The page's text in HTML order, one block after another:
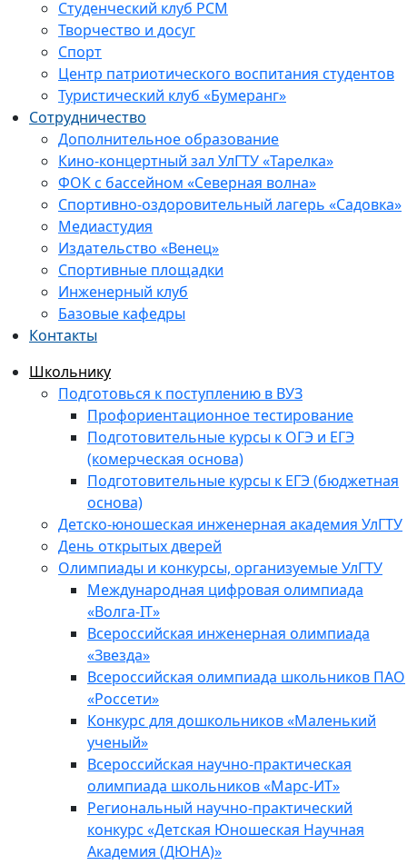
Студенческий клуб РСМ
Творчество и досуг
Спорт
Центр патриотического воспитания студентов
Туристический клуб «Бумеранг»
Сотрудничество
Дополнительное образование
Кино-концертный зал УлГТУ «Тарелка»
ФОК с бассейном «Северная волна»
Спортивно-оздоровительный лагерь «Садовка»
Медиастудия
Издательство «Венец»
Спортивные площадки
Инженерный клуб
Базовые кафедры
Контакты
Школьнику
Подготовься к поступлению в ВУЗ
Профориентационное тестирование
Подготовительные курсы к ОГЭ и ЕГЭ
(комерческая основа)
Подготовительные курсы к ЕГЭ (бюджетная
основа)
Детско-юношеская инженерная академия УлГТУ
День открытых дверей
Олимпиады и конкурсы, организуемые УлГТУ
Международная цифровая олимпиада
«Волга-IT»
Всероссийская инженерная олимпиада
«Звезда»
Всероссийская олимпиада школьников ПАО
«Россети»
Конкурс для дошкольников «Маленький
ученый»
Всероссийская научно-практическая
олимпиада школьников «Марс-ИТ»
Региональный научно-практический
конкурс «Детская Юношеская Научная
Академия (ДЮНА)»